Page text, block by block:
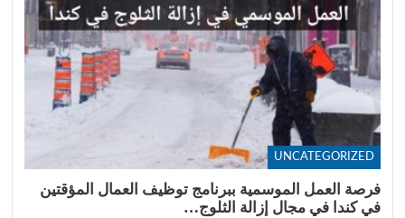
UNCATEGORIZED
فرصة العمل الموسمية ببرنامج توظيف العمال المؤقتين
في كندا في مجال إزالة الثلوج…